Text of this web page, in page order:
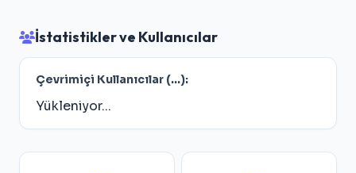
İstatistikler ve Kullanıcılar
Çevrimiçi Kullanıcılar (...):
Yükleniyor...